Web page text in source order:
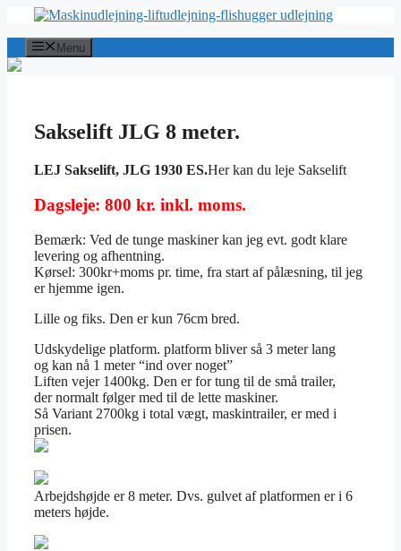
indhold
Menu
Sakselift JLG 8 meter.
LEJ Sakselift, JLG 1930 ES.Her kan du leje Sakselift
Dagsleje: 800 kr. inkl. moms.
Bemærk: Ved de tunge maskiner kan jeg evt. godt klare
levering og afhentning.
Kørsel: 300kr+moms pr. time, fra start af pålæsning, til jeg
er hjemme igen.
Lille og fiks. Den er kun 76cm bred.
Udskydelige platform. platform bliver så 3 meter lang
og kan nå 1 meter “ind over noget”
Liften vejer 1400kg. Den er for tung til de små trailer,
der normalt følger med til de lette maskiner.
Så Variant 2700kg i total vægt, maskintrailer, er med i
prisen.
Arbejdshøjde er 8 meter. Dvs. gulvet af platformen er i 6
meters højde.